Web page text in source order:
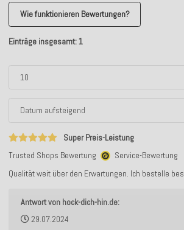
Wie funktionieren Bewertungen?
Einträge insgesamt: 1
Super Preis-Leistung
Trusted Shops Bewertung
Service-Bewertung
Qualität weit über den Erwartungen. Ich bestelle
Antwort von hock-dich-hin.de:
29.07.2024